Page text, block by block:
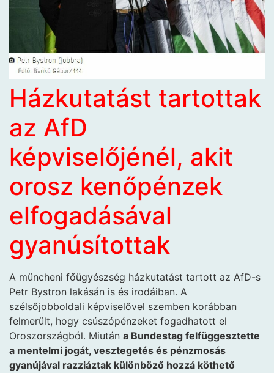
Házkutatást tartottak
az AfD
képviselőjénél, akit
orosz kenőpénzek
elfogadásával
gyanúsítottak
A müncheni főügyészség házkutatást tartott az AfD-s
Petr Bystron lakásán is és irodáiban. A
szélsőjobboldali képviselővel szemben korábban
felmerült, hogy csúszópénzeket fogadhatott el
Oroszországból. Miután a Bundestag felfüggesztette
a mentelmi jogát, vesztegetés és pénzmosás
gyanújával razziáztak különböző hozzá köthető